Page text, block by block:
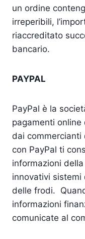
un ordine
irreperibili,
riaccreditato
bancario.
PAYPAL
PayPal è la
pagamenti
dai commercianti
con PayPal ti
informazioni
innovativi sistemi
delle frodi.
informazioni
comunicate al